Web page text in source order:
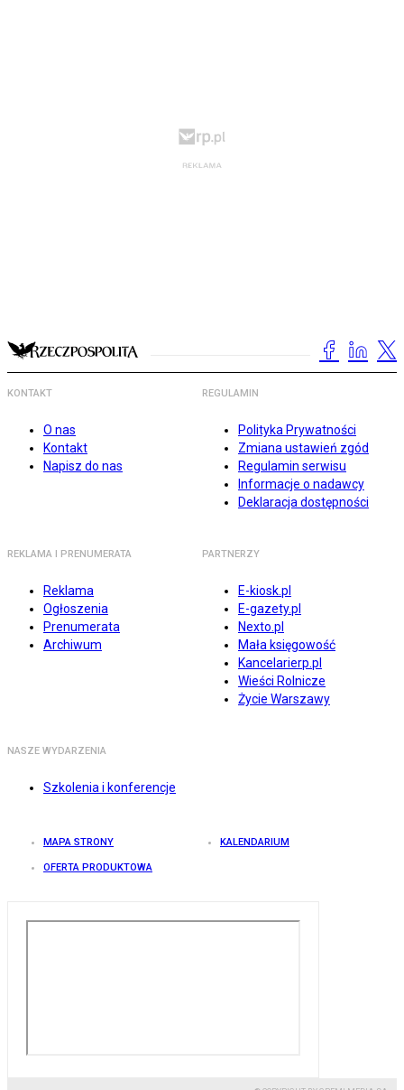
KONTAKT
O nas
Kontakt
Napisz do nas
REGULAMIN
Polityka Prywatności
Zmiana ustawień zgód
Regulamin serwisu
Informacje o nadawcy
Deklaracja dostępności
REKLAMA I PRENUMERATA
Reklama
Ogłoszenia
Prenumerata
Archiwum
PARTNERZY
E-kiosk.pl
E-gazety.pl
Nexto.pl
Mała księgowość
Kancelarierp.pl
Wieści Rolnicze
Życie Warszawy
NASZE WYDARZENIA
Szkolenia i konferencje
MAPA STRONY KALENDARIUM
OFERTA PRODUKTOWA